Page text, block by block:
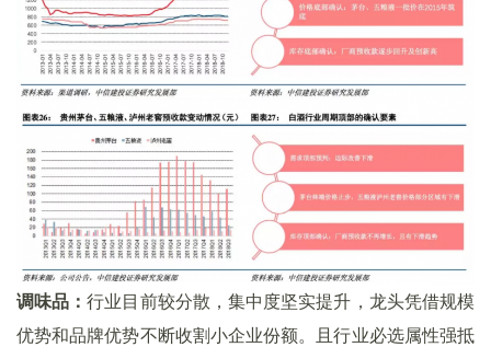
调味品：行业目前较分散，集中度坚实提升，龙头凭借规模
优势和品牌优势不断收割小企业份额。且行业必选属性强抵